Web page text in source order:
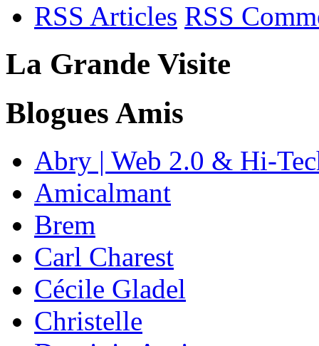
RSS Articles RSS
La Grande Visite
Blogues Amis
Abry | Web 2.0 & Hi-
Amicalmant
Brem
Carl Charest
Cécile Gladel
Christelle